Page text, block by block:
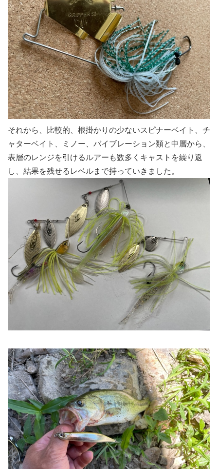
それから、比較的、根掛かりの少ないスピナーベイト、チ
ャターベイト、ミノー、バイブレーション類と中層から、
表層のレンジを引けるルアーも数多くキャストを繰り返
し、結果を残せるレベルまで持っていきました。